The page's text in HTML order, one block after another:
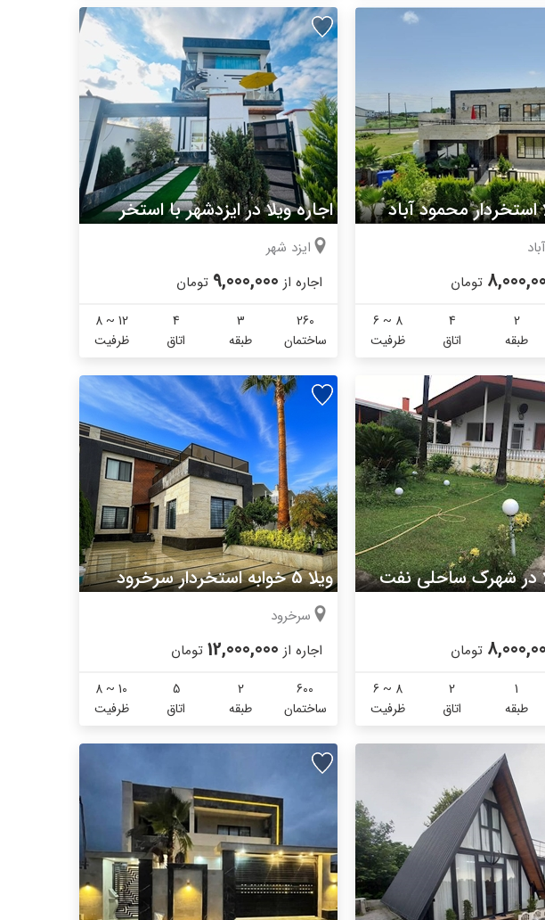
استخردار محمود آباد
تومان
2
طبقه
4
اتاق
6 ~ 8
ظرفیت
اجاره ویلا در ایزدشهر با استخر
ایزد شهر
اجاره از 9,000,000 تومان
260
ساختمان
3
طبقه
4
اتاق
8 ~ 12
ظرفیت
در شهرک ساحلی نفت
تومان
1
طبقه
2
اتاق
6 ~ 8
ظرفیت
ویلا 5 خوابه استخردار سرخرود
سرخرود
اجاره از 12,000,000 تومان
600
ساختمان
2
طبقه
5
اتاق
8 ~ 10
ظرفیت